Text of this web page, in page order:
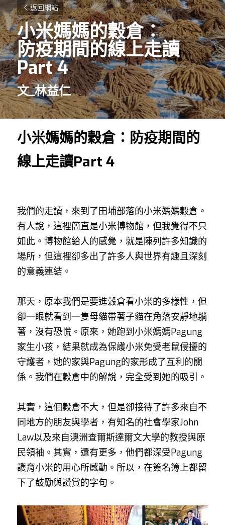
返回網站
小米媽媽的穀倉：
防疫期間的線上走讀
Part 4
文_林益仁
小米媽媽的穀倉：防疫期間的
線上走讀Part 4
我們的走讀，來到了田埔部落的小米媽媽穀倉。
有人說，這裡簡直是小米博物館，但我覺得不只
如此。博物館給人的感覺，就是陳列許多知識的
場所，但這裡卻多出了許多人與世界有趣且深刻
的意義連結。
那天，原本我們是要進穀倉看小米的多樣性，但
卻一眼就看到一隻母貓帶著子貓在角落安靜地躺
著，沒有恐慌。原來，她跑到小米媽媽Pagung
家生小孩，結果就成為保護小米免受老鼠侵擾的
守護者，她的家與Pagung的家形成了互利的關
係。我們在穀倉中的解說，完全受到她的吸引。
其實，這個穀倉不大，但是卻接待了許多來自不
同地方的朋友與學者，有知名的社會學家John
Law以及來自澳洲查爾斯達爾文大學的教授與原
民領袖。其實，還有更多，他們都深受Pagung
護育小米的用心所感動。所以，在簽名簿上都留
下了鼓勵與讚賞的字句。